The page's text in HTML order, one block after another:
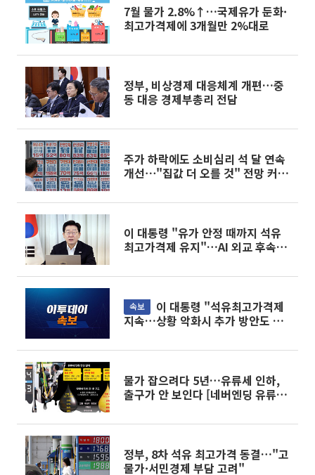
7월 물가 2.8%↑…국제유가 둔화·
최고가격제에 3개월만 2%대로
정부, 비상경제 대응체계 개편…중
동 대응 경제부총리 전담
주가 하락에도 소비심리 석 달 연속
개선⋯"집값 더 오를 것" 전망 커졌
이 대통령 "유가 안정 때까지 석유
최고가격제 유지"…AI 외교 후속조
속보
지속…상황 악화시 추가 방안도 검
물가 잡으려다 5년…유류세 인하,
출구가 안 보인다 [네버엔딩 유류세
정부, 8차 석유 최고가격 동결…"고
물가·서민경제 부담 고려"